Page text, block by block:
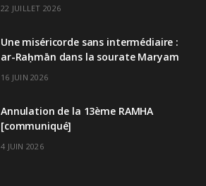
22 JUILLET 2026
Une miséricorde sans intermédiaire :
ar-Raḥmān dans la sourate Maryam
16 JUIN 2026
Annulation de la 13ème RAMHA
[communiqué]
4 JUIN 2026